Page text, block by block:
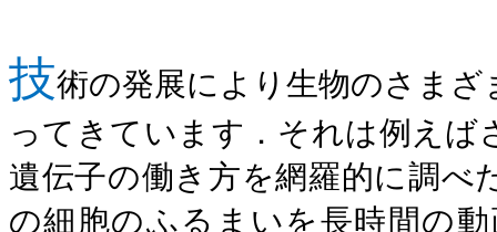
技術の発展により生物のさま
ってきています．それは例えば
遺伝子の働き方を網羅的に調べ
の細胞のふるまいを長時間の